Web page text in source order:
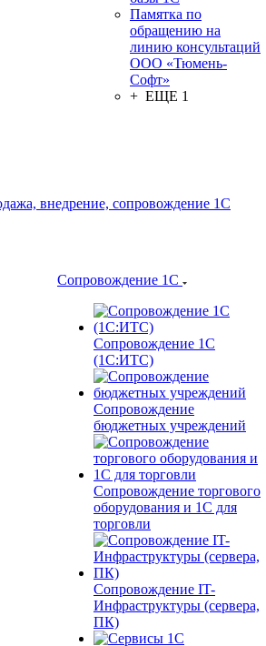
Памятка по
обращению на
линию консультаций
ООО «Тюмень-
Софт»
+ ЕЩЕ 1
Сопровождение 1С
Сопровождение 1С
(1С:ИТС)
Сопровождение
бюджетных учреждений
Сопровождение торгового
оборудования и 1С для
торговли
Сопровождение IT-
Инфраструктуры (сервера,
ПК)